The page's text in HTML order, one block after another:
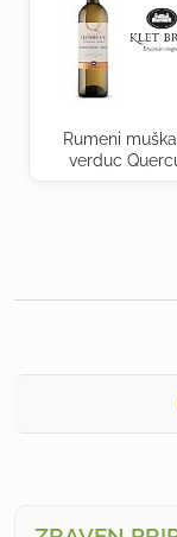
Rumeni
verduc